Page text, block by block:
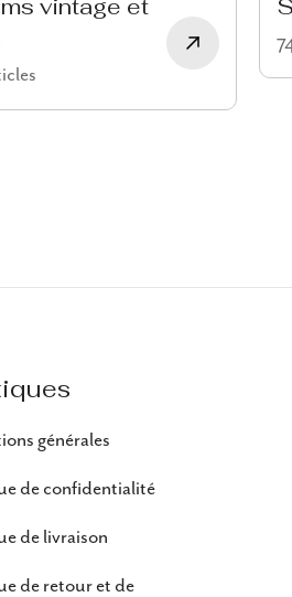
vintage et
générales
de confidentialité
de livraison
de retour et de